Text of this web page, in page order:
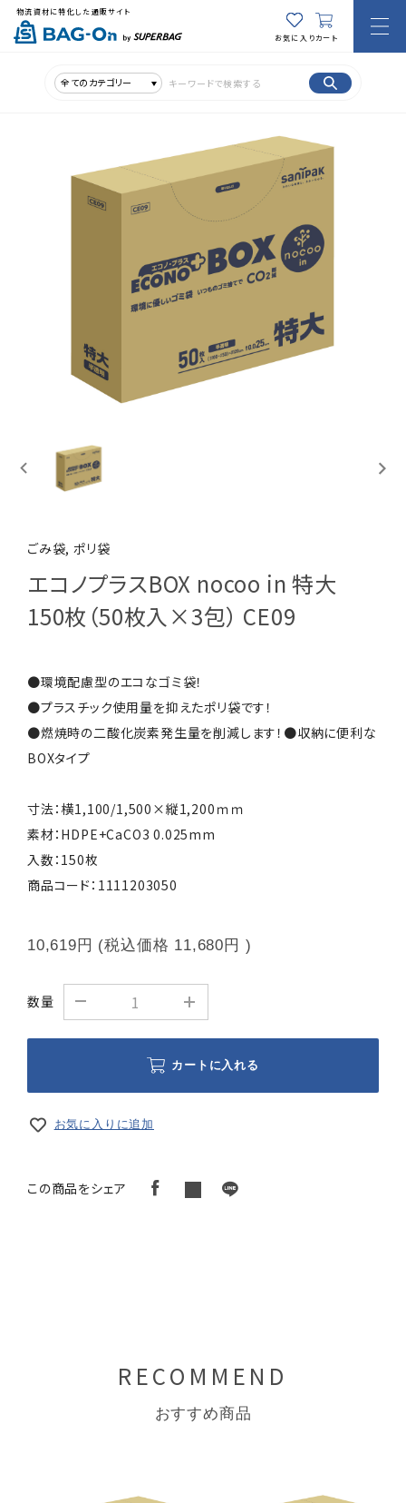
物流資材に特化した通販サイト
お気に入りカート
全てのカテゴリー
ごみ袋, ポリ袋
エコノプラスBOX nocoo in 特大
150枚（50枚入×3包） CE09
●環境配慮型のエコなゴミ袋！
●プラスチック使用量を抑えたポリ袋です！
●燃焼時の二酸化炭素発生量を削減します！●収納に便利な
BOXタイプ
寸法：横1,100/1,500×縦1,200ｍｍ
素材：HDPE+CaCO3 0.025mm
入数：150枚
商品コード：1111203050
10,619円 (税込価格 11,680円 )
数量
カートに入れる
お気に入りに追加
この商品をシェア
RECOMMEND
おすすめ商品